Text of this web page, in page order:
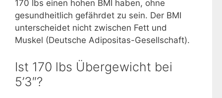
170 lbs einen hohen BMI haben, ohne
gesundheitlich gefährdet zu sein. Der BMI
unterscheidet nicht zwischen Fett und
Muskel (Deutsche Adipositas-Gesellschaft).
Ist 170 lbs Übergewicht bei
5’3″?